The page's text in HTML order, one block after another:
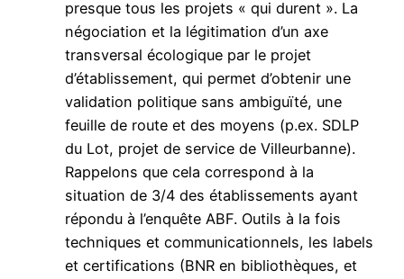
presque tous les projets « qui durent ». La
négociation et la légitimation d’un axe
transversal écologique par le projet
d’établissement, qui permet d’obtenir une
validation politique sans ambiguïté, une
feuille de route et des moyens (p.ex. SDLP
du Lot, projet de service de Villeurbanne).
Rappelons que cela correspond à la
situation de 3/4 des établissements ayant
répondu à l’enquête ABF. Outils à la fois
techniques et communicationnels, les labels
et certifications (BNR en bibliothèques, et